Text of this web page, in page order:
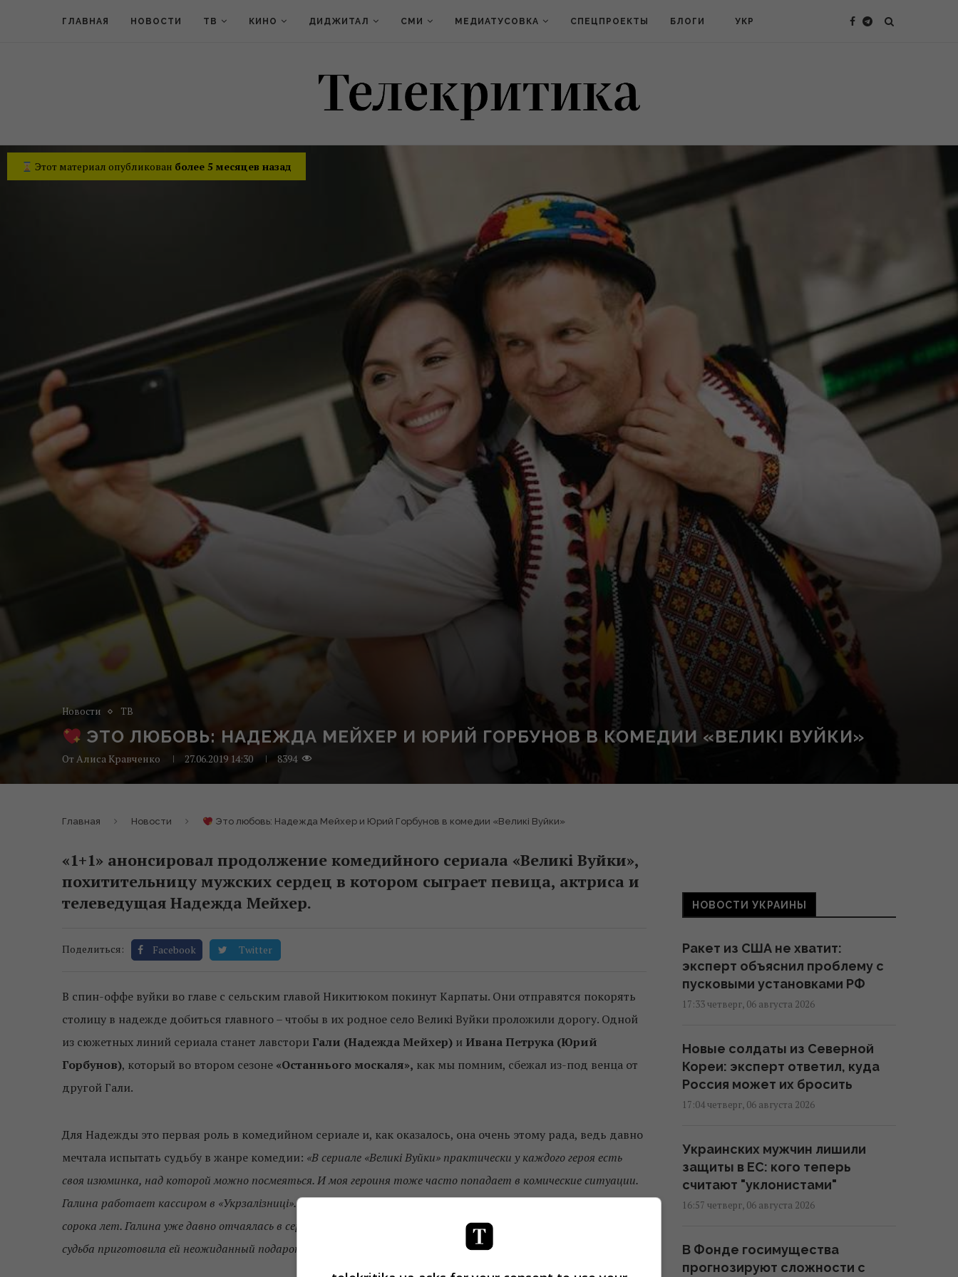
ГЛАВНАЯ НОВОСТИ ТВ КИНО ДИДЖИТАЛ СМИ МЕДИАТУСОВКА СПЕЦПРОЕКТЫ БЛОГИ УКР
Этот материал опубликован более 5 месяцев назад
Новости ТВ
ЭТО ЛЮБОВЬ: НАДЕЖДА МЕЙХЕР И ЮРИЙ ГОРБУНОВ В КОМЕДИИ «ВЕЛИКІ ВУЙКИ»
От Алиса Кравченко 27.06.2019 14:30 8394
Главная Новости Это любовь: Надежда Мейхер и Юрий Горбунов в комедии «Великі Вуйки»
«1+1» анонсировал продолжение комедийного сериала «Великі Вуйки»,
похитительницу мужских сердец в котором сыграет певица, актриса и
телеведущая Надежда Мейхер.
Поделиться: Facebook Twitter
В спин-оффе вуйки во главе с сельским главой Никитюком покинут Карпаты. Они отправятся покорять
столицу в надежде добиться главного – чтобы в их родное село Великі Вуйки проложили дорогу. Одной
из сюжетных линий сериала станет лавстори Гали (Надежда Мейхер) и Ивана Петрука (Юрий
Горбунов), который во втором сезоне «Останнього москаля», как мы помним, сбежал из-под венца от
другой Гали.
Для Надежды это первая роль в комедийном сериале и, как оказалось, она очень этому рада, ведь давно
мечтала испытать судьбу в жанре комедии: «В сериале «Великі Вуйки» практически у каждого героя есть
своя изюминка, над которой можно посмеяться. И моя героиня тоже часто попадает в комические ситуации.
Галина работает кассиром в «Укрзалізниці». Она женщина одинокая – без семьи и детей, хотя ей уже около
сорока лет. Галина уже давно отчаялась в серьезных отношениях, да и вообще в чувстве любви. Но, похоже,
судьба приготовила ей неожиданный подарок».
НОВОСТИ УКРАИНЫ
Ракет из США не хватит:
эксперт объяснил проблему с
пусковыми установками РФ
17:33 четверг, 06 августа 2026
Новые солдаты из Северной
Кореи: эксперт ответил, куда
Россия может их бросить
17:04 четверг, 06 августа 2026
Украинских мужчин лишили
защиты в ЕС: кого теперь
считают "уклонистами"
16:57 четверг, 06 августа 2026
В Фонде госимущества
прогнозируют сложности с